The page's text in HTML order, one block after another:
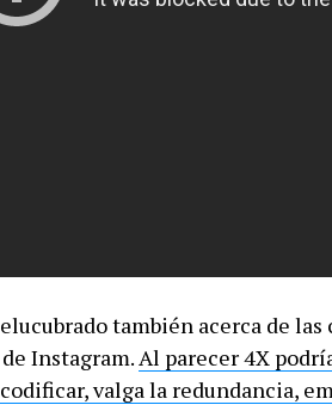
también acerca de
Instagram.Al parecer 4X
valga la redundancia,